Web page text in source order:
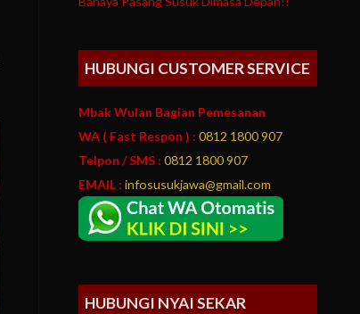
HUBUNGI CUSTOMER SERVICE
Mbak Wulan Bagian Pemesanan
WA ( Fast Respon ) : 0812 1800 907
Telpon / SMS : 0812 1800 907
EMAIL : infosusukjawa@gmail.com
HUBUNGI NYAI SEKAR